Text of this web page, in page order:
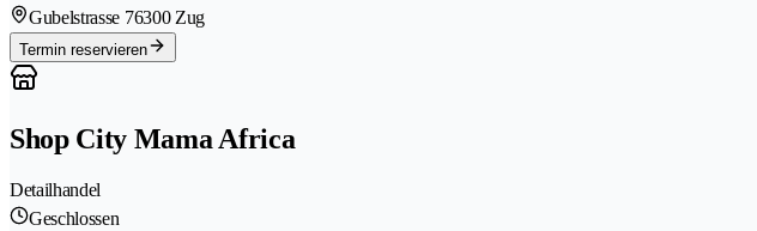
Gubelstrasse 76300 Zug
Termin reservieren
Shop City Mama Africa
Detailhandel
Geschlossen